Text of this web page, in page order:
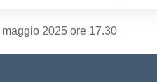
2025 ore 17.30